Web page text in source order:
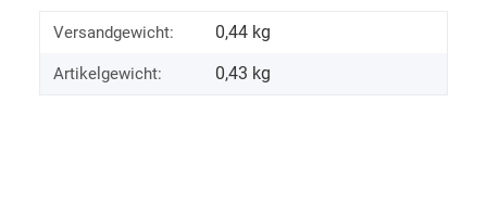
Versandgewicht: 0,44 kg
Artikelgewicht: 0,43 kg